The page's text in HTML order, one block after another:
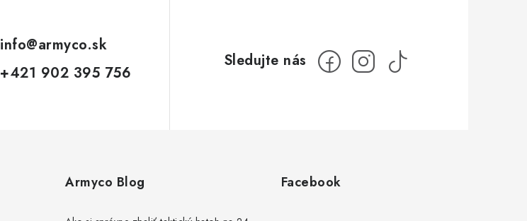
info@armyco.sk
+421 902 395 756
Armyco Blog Facebook